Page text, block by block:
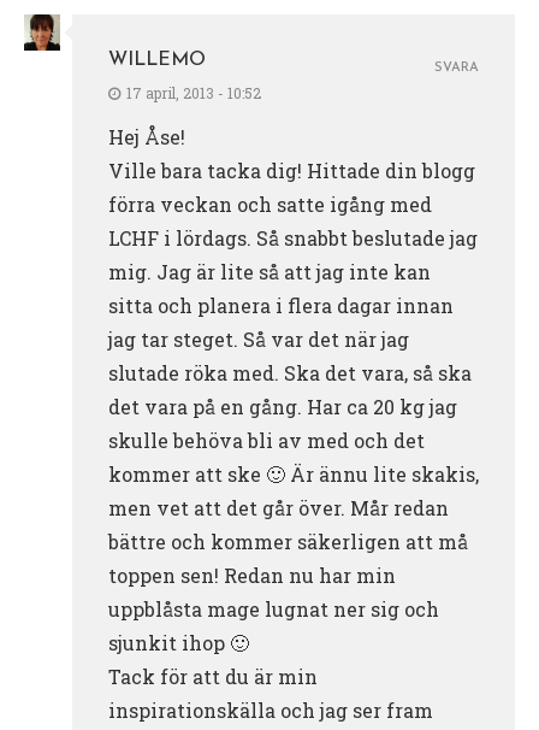
WILLEMO
17 april, 2013 - 10:52
Hej Åse!
Ville bara tacka dig! Hittade din blogg
förra veckan och satte igång med
LCHF i lördags. Så snabbt beslutade jag
mig. Jag är lite så att jag inte kan
sitta och planera i flera dagar innan
jag tar steget. Så var det när jag
slutade röka med. Ska det vara, så ska
det vara på en gång. Har ca 20 kg jag
skulle behöva bli av med och det
kommer att ske 🙂 Är ännu lite skakis,
men vet att det går över. Mår redan
bättre och kommer säkerligen att må
toppen sen! Redan nu har min
uppblåsta mage lugnat ner sig och
sjunkit ihop 🙂
Tack för att du är min
inspirationskälla och jag ser fram
SVARA